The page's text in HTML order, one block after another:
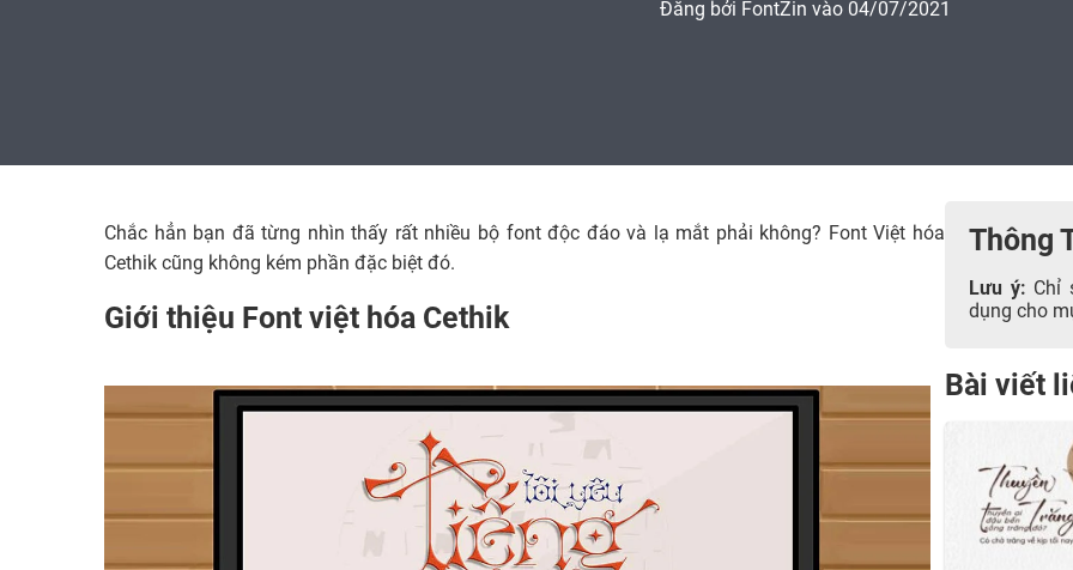
Đăng bởi FontZin vào 04/07/2021
Chắc hẳn bạn đã từng nhìn thấy rất nhiều bộ font độc đáo và lạ mắt phải không? Font Việt hóa
Cethik cũng không kém phần đặc biệt đó.
Giới thiệu Font việt hóa Cethik
Thông
Lưu ý: Chỉ
dụng cho
Bài viết